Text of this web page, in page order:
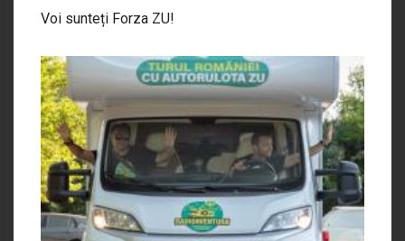
Voi sunteți Forza ZU!